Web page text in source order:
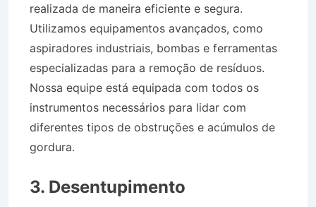
realizada de maneira eficiente e segura.
Utilizamos equipamentos avançados, como
aspiradores industriais, bombas e ferramentas
especializadas para a remoção de resíduos.
Nossa equipe está equipada com todos os
instrumentos necessários para lidar com
diferentes tipos de obstruções e acúmulos de
gordura.
3. Desentupimento